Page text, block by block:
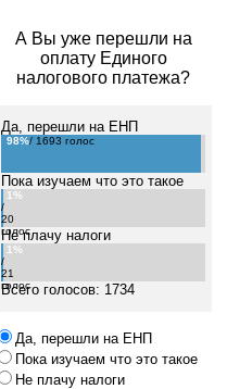
А Вы уже перешли на
оплату Единого
налогового платежа?
Да, перешли на ЕНП
98%/ 1693 голос
Пока изучаем что это такое
1%
/
20
голос
Не плачу налоги
1%
/
21
голос
Всего голосов: 1734
Да, перешли на ЕНП
Пока изучаем что это такое
Не плачу налоги